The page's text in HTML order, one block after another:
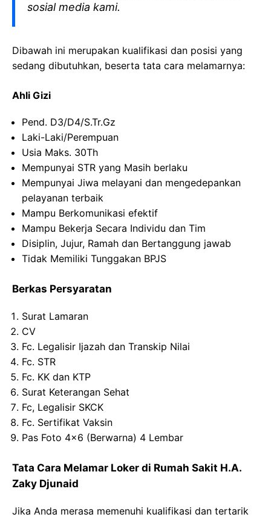
sosial media kami.
Dibawah ini merupakan kualifikasi dan posisi yang
sedang dibutuhkan, beserta tata cara melamarnya:
Ahli Gizi
Pend. D3/D4/S.Tr.Gz
Laki-Laki/Perempuan
Usia Maks. 30Th
Mempunyai STR yang Masih berlaku
Mempunyai Jiwa melayani dan mengedepankan
pelayanan terbaik
Mampu Berkomunikasi efektif
Mampu Bekerja Secara Individu dan Tim
Disiplin, Jujur, Ramah dan Bertanggung jawab
Tidak Memiliki Tunggakan BPJS
Berkas Persyaratan
Surat Lamaran
CV
Fc. Legalisir Ijazah dan Transkip Nilai
Fc. STR
Fc. KK dan KTP
Surat Keterangan Sehat
Fc, Legalisir SKCK
Fc. Sertifikat Vaksin
Pas Foto 4×6 (Berwarna) 4 Lembar
Tata Cara Melamar Loker di Rumah Sakit H.A.
Zaky Djunaid
Jika Anda merasa memenuhi kualifikasi dan tertarik